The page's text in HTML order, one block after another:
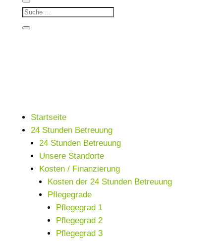
Startseite
24 Stunden Betreuung
24 Stunden Betreuung
Unsere Standorte
Kosten / Finanzierung
Kosten der 24 Stunden Betreuung
Pflegegrade
Pflegegrad 1
Pflegegrad 2
Pflegegrad 3